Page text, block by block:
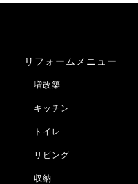
リフォームメニュー
増改築
キッチン
トイレ
リビング
収納